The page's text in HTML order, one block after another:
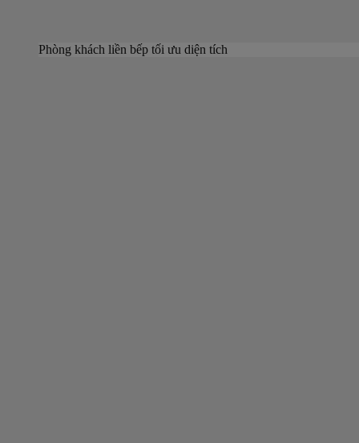
Phòng khách liền bếp tối ưu diện tích